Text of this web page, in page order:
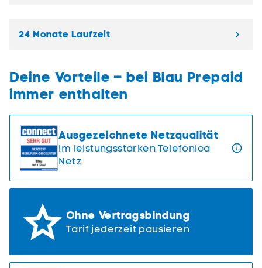
Deine Vorteile – bei Blau Prepaid
immer enthalten
Ausgezeichnete Netzqualität
im leistungsstarken Telefónica
Netz
Ohne Vertragsbindung
Tarif jederzeit pausieren